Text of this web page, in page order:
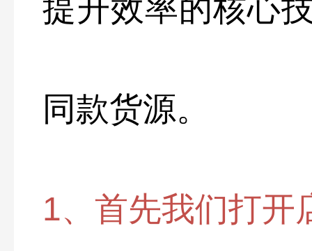
提升效率的核心
同款货源。
1、首先我们打开